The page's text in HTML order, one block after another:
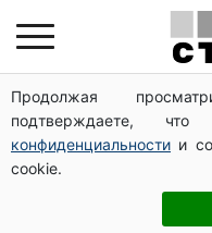
Продолжая
подтверждаете,
конфиденциальности и
cookie.